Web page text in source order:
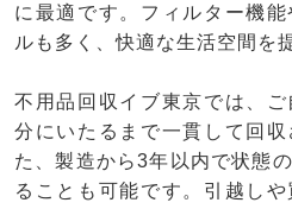
に最適です。フィルター機
ルも多く、快適な生活空間を
不用品回収イブ東京では、
分にいたるまで一貫して回
た、製造から3年以内で状態
ることも可能です。引越し